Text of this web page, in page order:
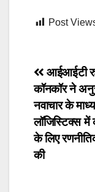
Post
Post
आईआईटी
कॉनकॉर ने
नवाचार के
लॉजिस्टिक्स में
के लिए
की